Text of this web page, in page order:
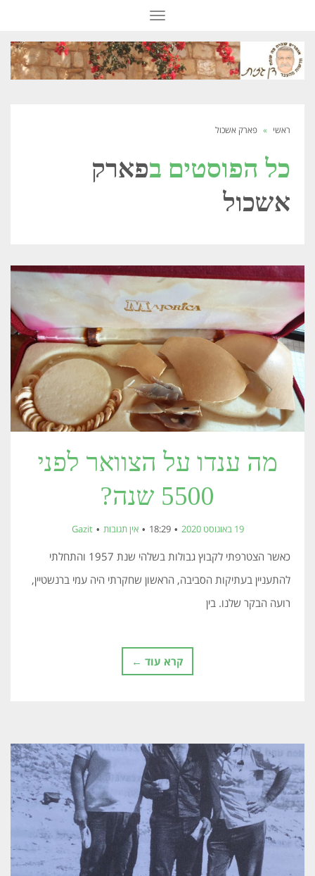
תפריט
ראשי » פארק אשכול
כל הפוסטים בפארק
אשכול
מה ענדו על הצוואר לפני
5500 שנה?
19 באוגוסט 2020 18:29 אין תגובות Gazit
כאשר הצטרפתי לקבוץ גבולות בשלהי שנת 1957 והתחלתי
להתעניין בעתיקות הסביבה, הראשון שחקרתי היה עמי ברנשטיין,
רועה הבקר שלנו. בין
קרא עוד ←